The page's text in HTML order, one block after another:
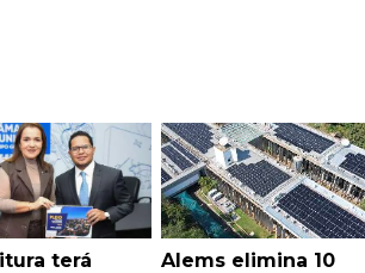
terá
Alems elimina 10